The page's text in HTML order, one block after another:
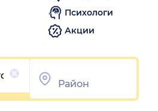
Психологи
Акции